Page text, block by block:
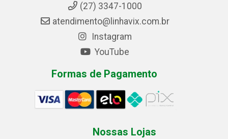
(27) 3347-1000
atendimento@linhavix.com.br
Instagram
YouTube
Formas de Pagamento
Nossas Lojas